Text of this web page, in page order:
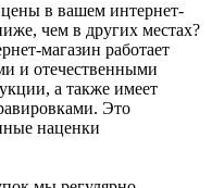
в вашем интернет-
чем в других местах?
магазин работает
и отечественными
а также имеет
Это
наценки